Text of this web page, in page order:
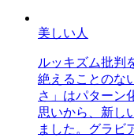
美しい人
ルッキズム批判
絶えることのな
さ」はパターン
思いから、新し
ました。グラビ